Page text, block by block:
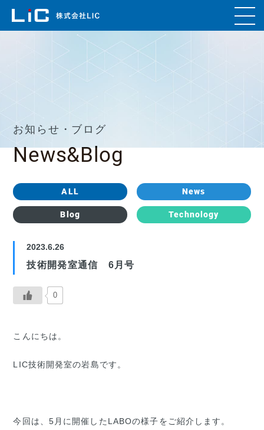
お知らせ・ブログ
News&Blog
ALL News
Blog Technology
2023.6.26
技術開発室通信 6月号
0
こんにちは。
LIC技術開発室の岩島です。
今回は、5月に開催したLABOの様子をご紹介します。